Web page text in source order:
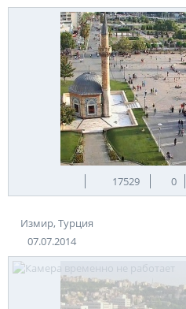
17529 0
Измир, Турция
07.07.2014